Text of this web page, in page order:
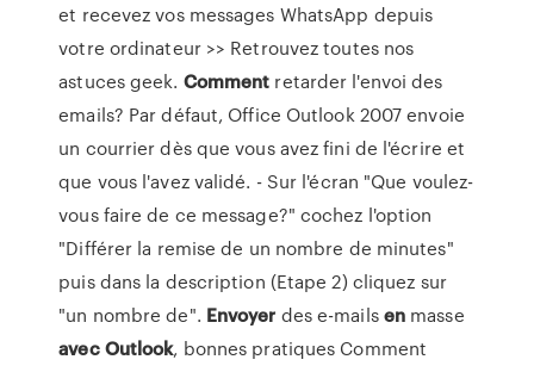
et recevez vos messages WhatsApp depuis
votre ordinateur >> Retrouvez toutes nos
astuces geek. Comment retarder l'envoi des
emails? Par défaut, Office Outlook 2007 envoie
un courrier dès que vous avez fini de l'écrire et
que vous l'avez validé. - Sur l'écran "Que voulez-
vous faire de ce message?" cochez l'option
"Différer la remise de un nombre de minutes"
puis dans la description (Etape 2) cliquez sur
"un nombre de". Envoyer des e-mailsen masse
avec Outlook, bonnes pratiques Comment